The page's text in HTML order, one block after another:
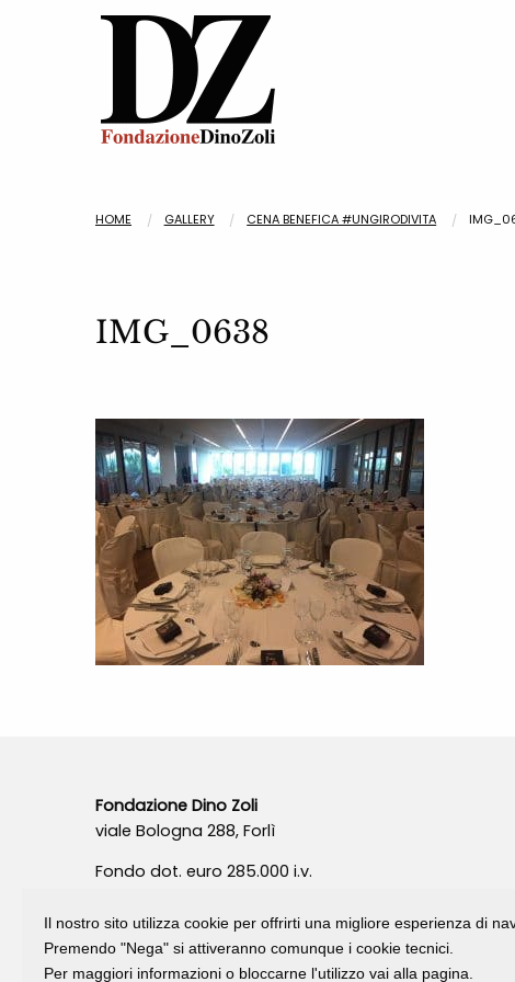
HOME GALLERY CENA BENEFICA #UNGIRODIVITA
IMG_0638
Fondazione Dino Zoli
viale Bologna 288, Forlì
Fondo dot. euro 285.000 i.v.
Isc.Reg Per.Giu. n. 10404
Il nostro sito utilizza cookie per offrirti una migliore esperienza di
Premendo "Nega" si attiveranno comunque i cookie tecnici.
Per maggiori informazioni o bloccarne l'utilizzo vai alla pagina.